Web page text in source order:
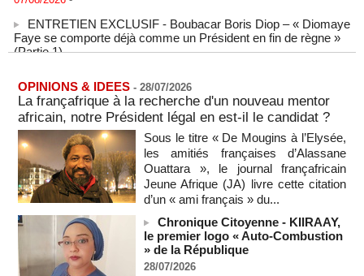
Faye se comporte déjà comme un Président en fin de règne »
(Partie 1)
07/08/2026 -MOMAR DIENG
SENEGAL - Les Unes de la presse quotidienne du 7 août
2026
07/08/2026 -MOMO ALADJI
L'Iran annonce le démantèlement d'un réseau du Mossad
dans la province de Kerman
06/08/2026 -
Cédéao : le PAPS veut renforcer son efficacité opérationnelle
06/08/2026 -
L'armée nigériane obtient une hausse salariale historique
06/08/2026 -
Au Nigeria, plus de 300 victimes d’enlèvements ont été
OPINIONS & IDEES - 28/07/2026
La françafrique à la recherche d'un nouveau mentor
africain, notre Président légal en est-il le candidat ?
Sous le titre « De Mougins à l’Elysée,
les amitiés françaises d’Alassane
Ouattara », le journal françafricain
Jeune Afrique (JA) livre cette citation
d’un « ami français » du...
Chronique Citoyenne - KIIRAAY,
le premier logo « Auto-Combustion
» de la République
28/07/2026